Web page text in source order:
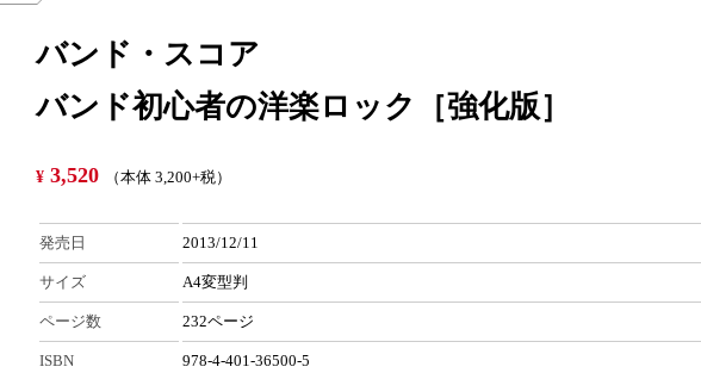
バンド・スコア
バンド初心者の洋楽ロック［強化版］
¥ 3,520 （本体 3,200+税）
発売日 2013/12/11
サイズ A4変型判
ページ数 232ページ
ISBN 978-4-401-36500-5